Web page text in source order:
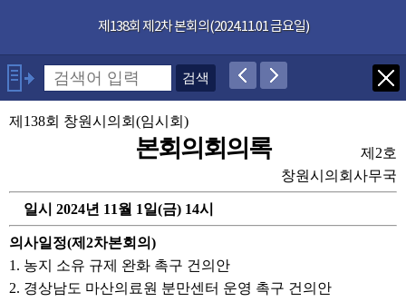
제138회 제2차 본회의(2024.11.01 금요일)
×
발언자
안건
제138회 창원시의회(임시회)
본회의회의록
제2호
창원시의회사무국
일시 2024년 11월 1일(금) 14시
의사일정(제2차본회의)
1. 농지 소유 규제 완화 촉구 건의안
2. 경상남도 마산의료원 분만센터 운영 촉구 건의안